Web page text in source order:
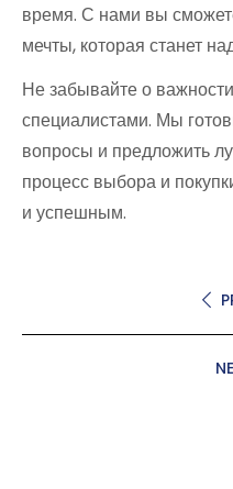
время. С нами вы
мечты, которая станет
Не забывайте о
специалистами. Мы
вопросы и предложить
процесс выбора и
и успешным.